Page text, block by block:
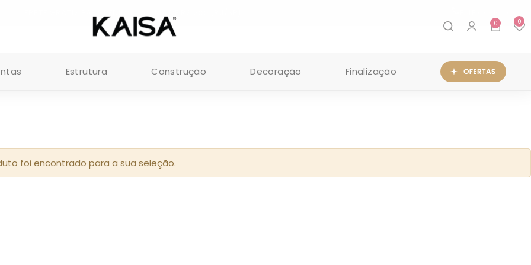
0 0
Estrutura Construção Decoração Finalização
foi encontrado para a sua seleção.